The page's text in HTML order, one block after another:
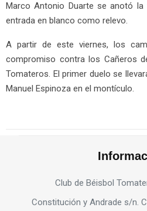
Marco Antonio Duarte se anotó
entrada en blanco como relevo.
A partir de este viernes, los
compromiso contra los Cañeros
Tomateros. El primer duelo se
Manuel Espinoza en el montículo.
Club de Béisbol
Constitución y Andrade s/n.